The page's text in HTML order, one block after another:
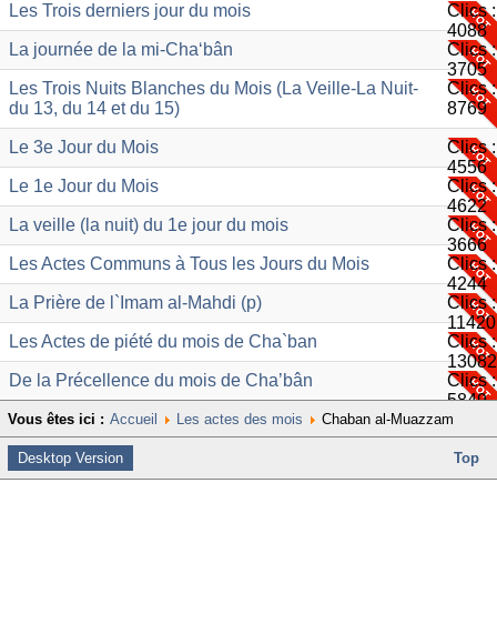
Les Trois derniers jour du mois
Clics :
4088
La journée de la mi-Cha‘bân
Clics :
3705
Les Trois Nuits Blanches du Mois (La Veille-La Nuit-
du 13, du 14 et du 15)
Clics :
8769
Le 3e Jour du Mois
Clics :
4556
Le 1e Jour du Mois
Clics :
4622
La veille (la nuit) du 1e jour du mois
Clics :
3666
Les Actes Communs à Tous les Jours du Mois
Clics :
4244
La Prière de l`Imam al-Mahdi (p)
Clics :
11420
Les Actes de piété du mois de Cha`ban
Clics :
13082
De la Précellence du mois de Cha’bân
Clics :
5849
Vous êtes ici : Accueil Les actes des mois Chaban al-Muazzam
Desktop Version Top